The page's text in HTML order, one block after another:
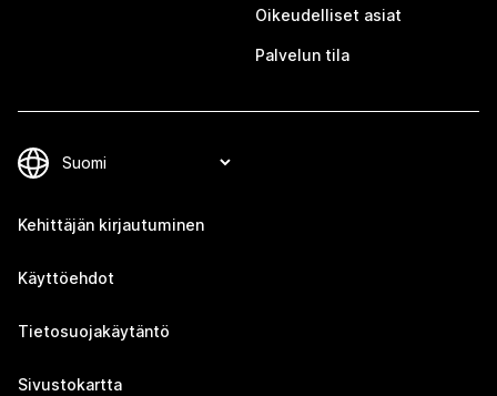
Oikeudelliset asiat
Palvelun tila
Kehittäjän kirjautuminen
Käyttöehdot
Tietosuojakäytäntö
Sivustokartta